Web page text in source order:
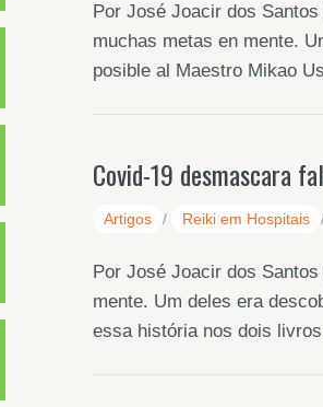
Por José Joacir dos
muchas metas en mente.
posible al Maestro Mikao
Covid-19 desmascara
Artigos / Reiki em Hospitais
Por José Joacir dos
mente. Um deles era
essa história nos dois